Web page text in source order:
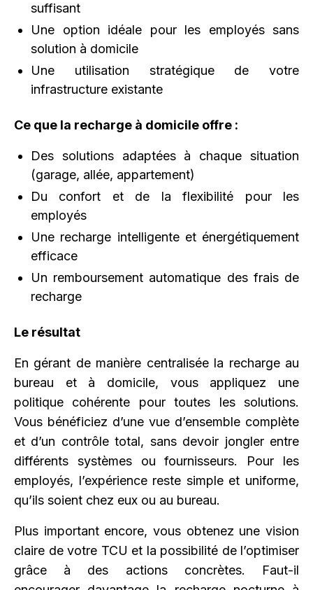
suffisant
Une option idéale pour les employés sans
solution à domicile
Une utilisation stratégique de votre
infrastructure existante
Ce que la recharge à domicile offre :
Des solutions adaptées à chaque situation
(garage, allée, appartement)
Du confort et de la flexibilité pour les
employés
Une recharge intelligente et énergétiquement
efficace
Un remboursement automatique des frais de
recharge
Le résultat
En gérant de manière centralisée la recharge au
bureau et à domicile, vous appliquez une
politique cohérente pour toutes les solutions.
Vous bénéficiez d’une vue d’ensemble complète
et d’un contrôle total, sans devoir jongler entre
différents systèmes ou fournisseurs. Pour les
employés, l’expérience reste simple et uniforme,
qu’ils soient chez eux ou au bureau.
Plus important encore, vous obtenez une vision
claire de votre TCU et la possibilité de l’optimiser
grâce à des actions concrètes. Faut-il